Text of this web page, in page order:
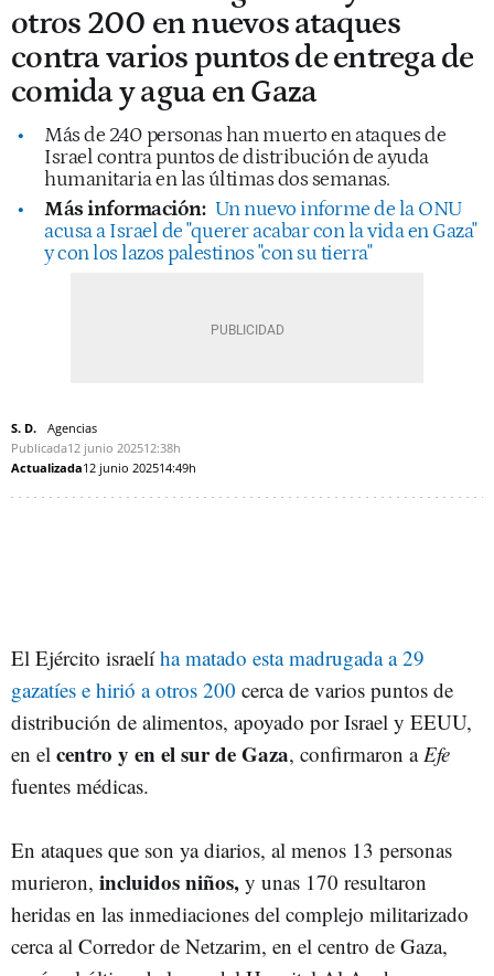
otros 200 en nuevos ataques
contra varios puntos de entrega de
comida y agua en Gaza
Más de 240 personas han muerto en ataques de
Israel contra puntos de distribución de ayuda
humanitaria en las últimas dos semanas.
Más información: Un nuevo informe de la ONU
acusa a Israel de "querer acabar con la vida en Gaza"
y con los lazos palestinos "con su tierra"
S. D.
Agencias
Publicada12 junio 202512:38h
Actualizada12 junio 202514:49h
El Ejército israelíha matado esta madrugada a 29
gazatíes e hirió a otros 200 cerca de varios puntos de
distribución de alimentos, apoyado por Israel y EEUU,
en el centro y en el sur de Gaza, confirmaron a Efe
fuentes médicas.
En ataques que son ya diarios, al menos 13 personas
murieron, incluidos niños, y unas 170 resultaron
heridas en las inmediaciones del complejo militarizado
cerca al Corredor de Netzarim, en el centro de Gaza,